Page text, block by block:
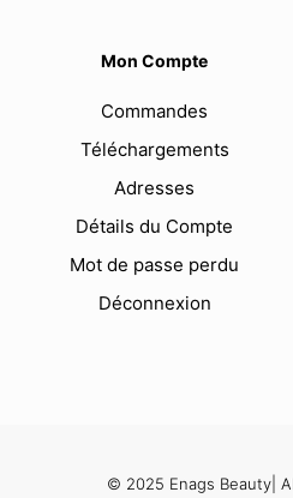
Mon Compte
Commandes
Téléchargements
Adresses
Détails du Compte
Mot de passe perdu
Déconnexion
© 2025 Enags Beauty|